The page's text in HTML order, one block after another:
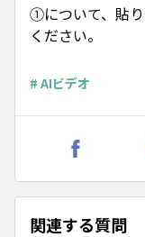
①について、貼
ください。
# AIビデオ
関連する質問